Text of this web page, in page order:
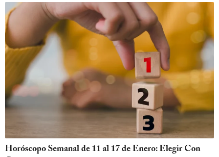
Horóscopo Semanal de 11 al 17 de Enero: Elegir Con